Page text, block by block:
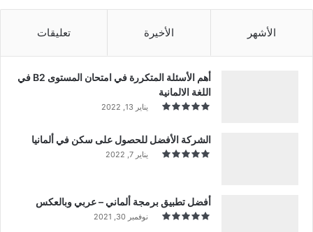
الأشهر الأخيرة تعليقات
أهم الأسئلة المتكررة في امتحان المستوى B2 في
اللغة الالمانية
يناير 13, 2022
الشركة الأفضل للحصول على سكن في ألمانيا
يناير 7, 2022
أفضل تطبيق برمجة ألماني – عربي وبالعكس
نوفمبر 30, 2021